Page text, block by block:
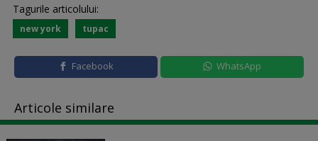
Tagurile articolului:
new york tupac
Facebook WhatsApp
Articole similare